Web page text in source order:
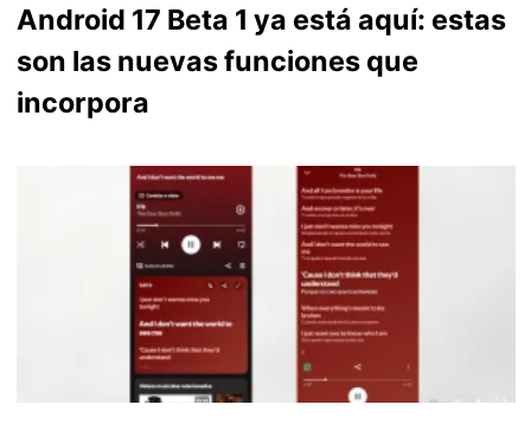
Android 17 Beta 1 ya está aquí: estas
son las nuevas funciones que
incorpora